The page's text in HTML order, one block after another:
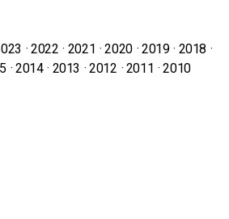
2022 2021 2020 2019
2018
2014 2013 2012 2011 2010